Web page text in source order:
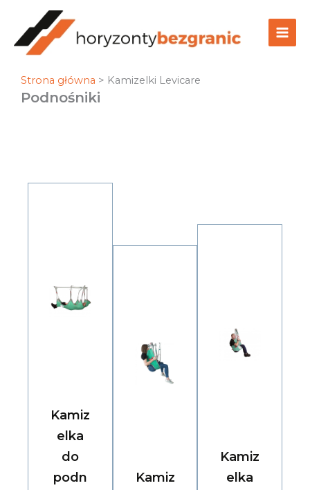
treści
Strona główna > Kamizelki Levicare
Podnośniki
Kamiz
elka
do
podn
Kamiz
Kamiz
elka